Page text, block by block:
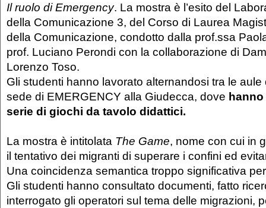
Il ruolo di Emergency. La mostra è l’esito del
della Comunicazione 3, del Corso di Laurea
della Comunicazione, condotto dalla prof.ssa
prof. Luciano Perondi con la collaborazione di
Lorenzo Toso.
Gli studenti hanno lavorato alternandosi tra le aule
sede di EMERGENCY alla Giudecca, dove
serie di giochi da tavolo didattici.
La mostra è intitolata The Game, nome con cui in
il tentativo dei migranti di superare i confini ed
Una coincidenza semantica troppo significativa
Gli studenti hanno consultato documenti, fatto
interrogato gli operatori sul tema delle migrazioni,